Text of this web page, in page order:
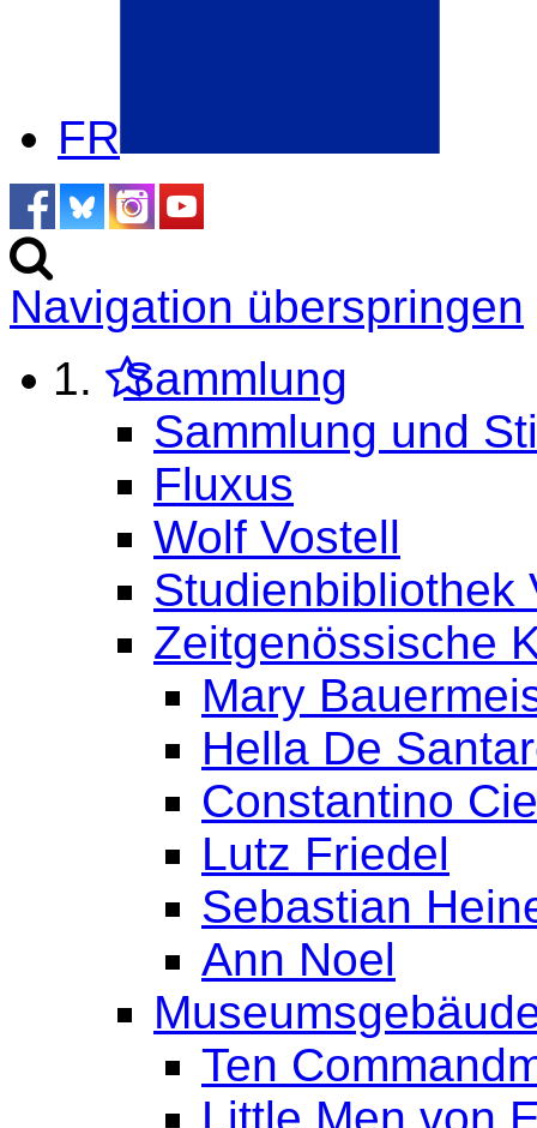
FR
Navigation überspringen
Sammlung
Sammlung und
Fluxus
Wolf Vostell
Studienbibliothek
Zeitgenössische
Mary
Hella De
Constantino
Lutz Friedel
Sebastian
Ann Noel
Ten
Little Men von